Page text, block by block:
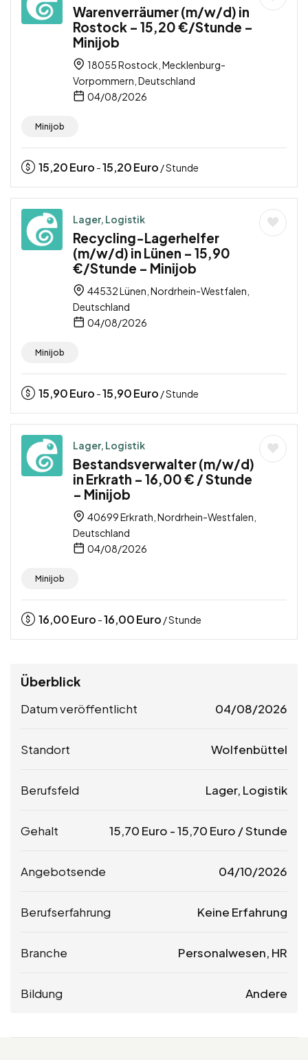
Warenverräumer (m/w/d) in
Rostock – 15,20 €/Stunde –
Minijob
18055 Rostock, Mecklenburg-
Vorpommern, Deutschland
04/08/2026
Minijob
15,20Euro -15,20Euro / Stunde
Lager, Logistik
Recycling-Lagerhelfer
(m/w/d) in Lünen – 15,90
€/Stunde – Minijob
44532 Lünen, Nordrhein-Westfalen,
Deutschland
04/08/2026
Minijob
15,90Euro -15,90Euro / Stunde
Lager, Logistik
Bestandsverwalter (m/w/d)
in Erkrath – 16,00 € / Stunde
– Minijob
40699 Erkrath, Nordrhein-Westfalen,
Deutschland
04/08/2026
Minijob
16,00Euro -16,00Euro / Stunde
Überblick
Datum veröffentlicht 04/08/2026
Standort Wolfenbüttel
Berufsfeld Lager, Logistik
Gehalt 15,70 Euro -15,70 Euro / Stunde
Angebotsende 04/10/2026
Berufserfahrung Keine Erfahrung
Branche Personalwesen, HR
Bildung Andere